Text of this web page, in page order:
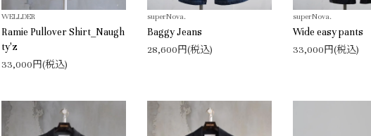
WELLDER
Ramie Pullover Shirt_Naugh
ty'z
33,000円(税込)
superNova.
Baggy Jeans
28,600円(税込)
superNova.
Wide easy pants
33,000円(税込)